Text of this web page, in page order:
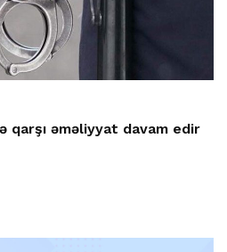
qarşı əməliyyat davam edir